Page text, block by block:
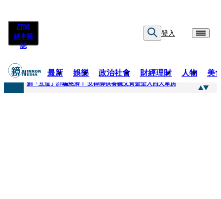
訂閱
紙本雜
誌
登入
最新 娛樂 政治社會 財經理財 人物 美
快訊
創「互道」詐騙慈濟！ 女律師供養義父黃金全入四大庫房